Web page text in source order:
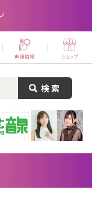
声優情報 ショップ